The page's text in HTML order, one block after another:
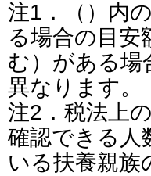
注1．（）内
る場合の目安
む）がある場
異なります。
注2．税法上
確認できる人
いる扶養親族